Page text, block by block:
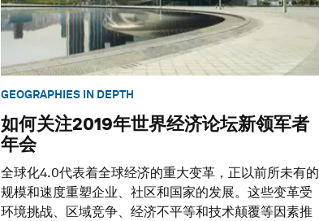
GEOGRAPHIES IN DEPTH
如何关注2019年世界经济论坛新领军者
年会
全球化4.0代表着全球经济的重大变革，正以前所未有的
规模和速度重塑企业、社区和国家的发展。这些变革受
环境挑战、区域竞争、经济不平等和技术颠覆等因素推